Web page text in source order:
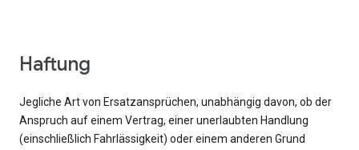
Haftung
Jegliche Art von Ersatzansprüchen, unabhängig davon, ob der
Anspruch auf einem Vertrag, einer unerlaubten Handlung
(einschließlich Fahrlässigkeit) oder einem anderen Grund